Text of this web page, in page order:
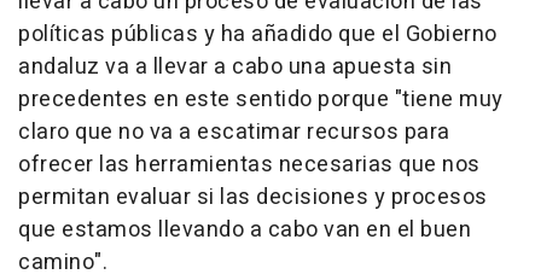
políticas públicas y ha añadido que el Gobierno
andaluz va a llevar a cabo una apuesta sin
precedentes en este sentido porque "tiene muy
claro que no va a escatimar recursos para
ofrecer las herramientas necesarias que nos
permitan evaluar si las decisiones y procesos
que estamos llevando a cabo van en el buen
camino".